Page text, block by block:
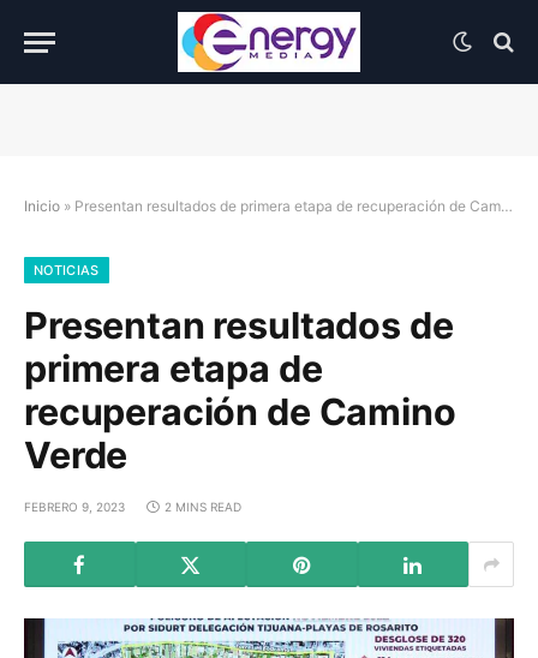
Inicio » Presentan resultados de primera etapa de recuperación de Camino Verde
NOTICIAS
Presentan resultados de
primera etapa de
recuperación de Camino
Verde
FEBRERO 9, 2023 2 MINS READ